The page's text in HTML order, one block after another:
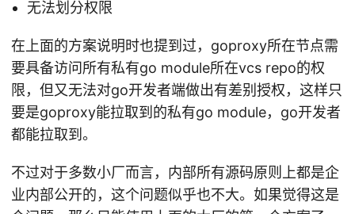
无法划分权限
在上面的方案说明时也提到过，goproxy所在节点需
要具备访问所有私有go module所在vcs repo的权
限，但又无法对go开发者端做出有差别授权，这样只
要是goproxy能拉取到的私有go module，go开发者
都能拉取到。
不过对于多数小厂而言，内部所有源码原则上都是企
业内部公开的，这个问题似乎也不大。如果觉得这是